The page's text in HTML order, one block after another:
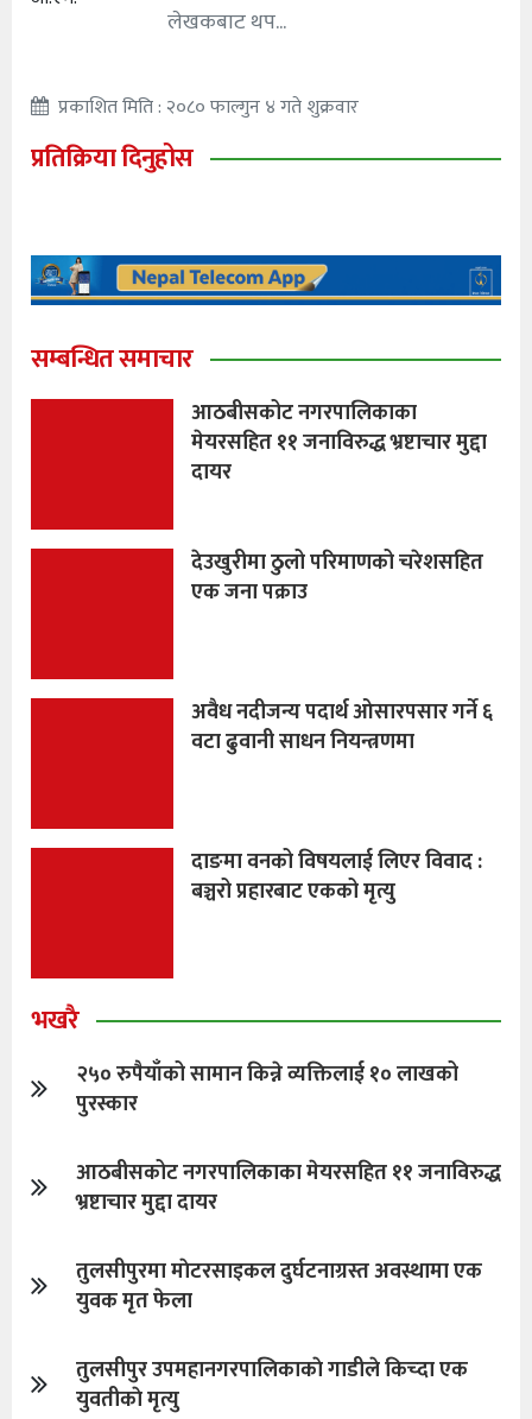
लेखकबाट थप...
प्रकाशित मिति : २०८० फाल्गुन ४ गते शुक्रवार
प्रतिक्रिया दिनुहोस
सम्बन्धित समाचार
आठबीसकोट नगरपालिकाका
मेयरसहित ११ जनाविरुद्ध भ्रष्टाचार मुद्दा
दायर
देउखुरीमा ठुलो परिमाणको चरेशसहित
एक जना पक्राउ
अवैध नदीजन्य पदार्थ ओसारपसार गर्ने ६
वटा ढुवानी साधन नियन्त्रणमा
दाङमा वनको विषयलाई लिएर विवाद :
बञ्चरो प्रहारबाट एकको मृत्यु
भखरै
२५० रुपैयाँको सामान किन्ने व्यक्तिलाई १० लाखको
पुरस्कार
आठबीसकोट नगरपालिकाका मेयरसहित ११ जनाविरुद्ध
भ्रष्टाचार मुद्दा दायर
तुलसीपुरमा माेटरसाइकल दुर्घटनाग्रस्त अवस्थामा एक
युवक मृत फेला
तुलसीपुर उपमहानगरपालिकाकाे गाडीले किच्दा एक
युवतीकाे मृत्यु